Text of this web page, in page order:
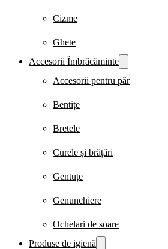
Cizme
Ghete
Accesorii Îmbrăcăminte
Accesorii pentru păr
Bentițe
Bretele
Curele și brățări
Gentuțe
Genunchiere
Ochelari de soare
Produse de igienă